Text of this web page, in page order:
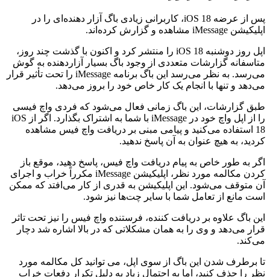
پس از عرضه iOS 18، کاربرانی زیادی باگ آزار دهنده‌ای را در
اپلیکیشن iMessage مشاهده و گزارش کرده‌اند.
اپل روز دوشنبه iOS 18 را منتشر کرد و اکنون با گذشت چند روز،
متاسفانه گزارشات متعددی از وجود باگ بسیار آزاردهنده به گوش
می‌رسد. به نظر می‌رسد این باگ برنامه iMessage را تحت تأثیر قرار
می‌دهد و تنها با انجام یک کار خاص خود را بروز می‌دهد.
طبق گزارشات، این باگ زمانی فعال می‌شود که فردی واچ فیسی
را از اپل واچ خود در iMessage با شما به اشتراک بگذارد. اگر از iOS
18 استفاده می‌کنید و پیامی مبنی بر دریافت واچ فیس مشاهده
کردید، به هیچ عنوان به آن پاسخ ندهید.
اگر به طور خاص به پیام دریافت واچ فیس، پاسخ دهید، موقع باز
کردن مکالمه مورد نظر، اپلیکیشن iMessage مکرراً خراب و اجرای
آن متوقف می‌شود. این اپلیکیشن به قدری از کار می‌افتد که ممکن
است مانع از تعامل شما با سایر چت‌ها نیز شود.
این باگ علاوه بر دریافت کننده، فرستنده واچ فیس را نیز تحت تاثر
قرار می‌دهد و وی را به همان مشکلاتی که در بالا اشاره شد دچار
می‌کند.
تا برطرف شدن این باگ از سوی اپل، می توانید کل مکالمه مورد
نظر را حذف کنید، اما به احتمال زیاد به دلیل تکرار دفعات خراب